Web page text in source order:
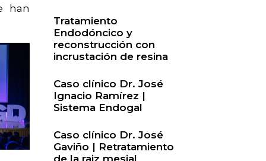
han
Tratamiento
Endodóncico y
reconstrucción con
incrustación de resina
Caso clínico Dr. José
Ignacio Ramírez |
Sistema Endogal
Caso clínico Dr. José
Gaviño | Retratamiento
de la raiz mesial